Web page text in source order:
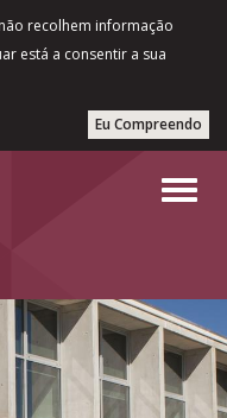
recolhem informação
está a consentir a sua
Eu Compreendo